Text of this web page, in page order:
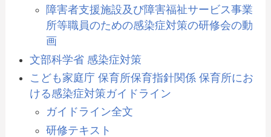
障害者支援施設及び障害福祉サービス事業
所等職員のための感染症対策の研修会の動
画
文部科学省 感染症対策
こども家庭庁 保育所保育指針関係 保育所にお
ける感染症対策ガイドライン
ガイドライン全文
研修テキスト